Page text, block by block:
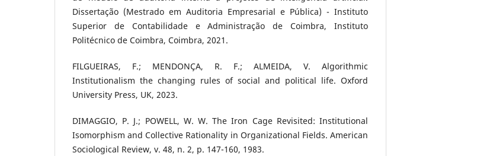
Dissertação (Mestrado em Auditoria Empresarial e Pública) - Instituto
Superior de Contabilidade e Administração de Coimbra, Instituto
Politécnico de Coimbra, Coimbra, 2021.
FILGUEIRAS, F.; MENDONÇA, R. F.; ALMEIDA, V. Algorithmic
Institutionalism the changing rules of social and political life. Oxford
University Press, UK, 2023.
DIMAGGIO, P. J.; POWELL, W. W. The Iron Cage Revisited: Institutional
Isomorphism and Collective Rationality in Organizational Fields. American
Sociological Review, v. 48, n. 2, p. 147-160, 1983.